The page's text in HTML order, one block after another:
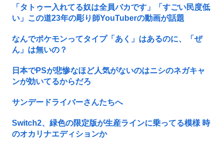
「タトゥー入れてる奴は全員バカです」「すごい民度低
い」この道23年の彫り師YouTuberの動画が話題
なんでポケモンってタイプ「あく」はあるのに、「ぜ
ん」は無いの？
日本でPSが悲惨なほど人気がないのはニシのネガキャ
ンが効いてるからだろ
サンデードライバーさんたちへ
Switch2、緑色の限定版が生産ラインに乗ってる模様 時
のオカリナエディションか